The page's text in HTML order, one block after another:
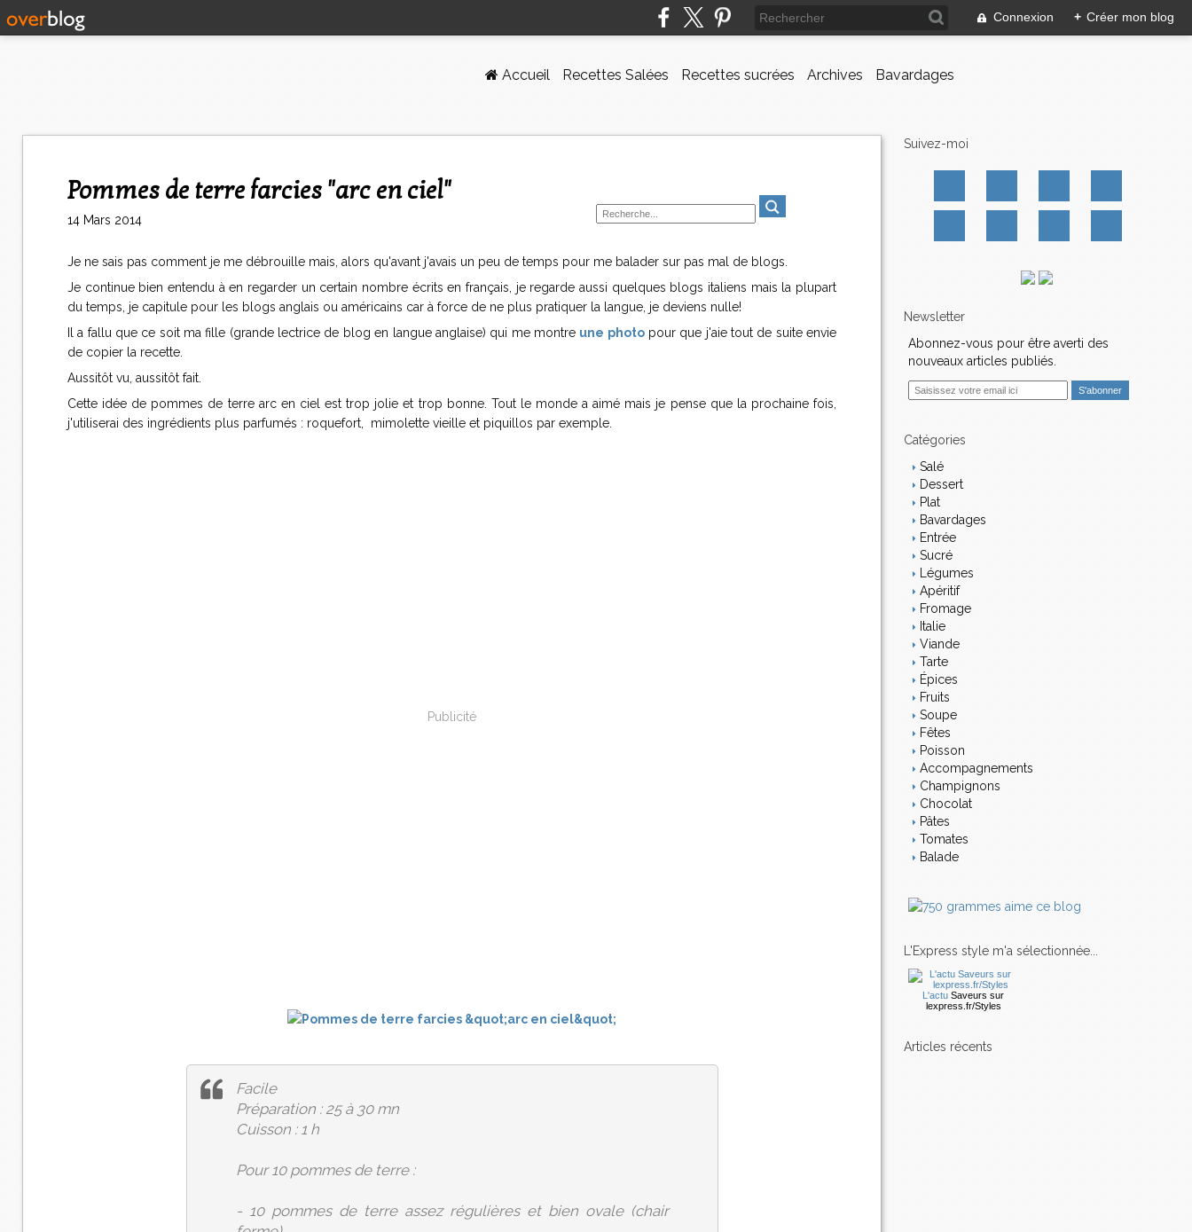
Connexion + Créer mon blog
Accueil Recettes Salées Recettes sucrées Archives Bavardages
Pommes de terre farcies "arc en ciel"
14 Mars 2014
Je ne sais pas comment je me débrouille mais, alors qu'avant j'avais un peu de temps pour me balader sur pas mal de blogs.
Je continue bien entendu à en regarder un certain nombre écrits en français, je regarde aussi quelques blogs italiens mais la plupart
du temps, je capitule pour les blogs anglais ou américains car à force de ne plus pratiquer la langue, je deviens nulle!
Il a fallu que ce soit ma fille (grande lectrice de blog en langue anglaise) qui me montre une photopour que j'aie tout de suite envie
de copier la recette.
Aussitôt vu, aussitôt fait.
Cette idée de pommes de terre arc en ciel est trop jolie et trop bonne. Tout le monde a aimé mais je pense que la prochaine fois,
j'utiliserai des ingrédients plus parfumés : roquefort, mimolette vieille et piquillos par exemple.
Publicité
Facile
Préparation : 25 à 30 mn
Cuisson : 1 h
Pour 10 pommes de terre :
- 10 pommes de terre assez régulières et bien ovale (chair
Suivez-moi
Newsletter
Abonnez-vous pour être averti des
nouveaux articles publiés.
i Catégories
Salé
Dessert
Plat
Bavardages
Entrée
Sucré
Légumes
Apéritif
Fromage
Italie
Viande
Tarte
Épices
Fruits
Soupe
Fêtes
Poisson
Accompagnements
Champignons
Chocolat
Pâtes
Tomates
Balade
L'Express style m'a sélectionnée...
L'actu Saveurs sur
lexpress.fr/Styles
articles récents